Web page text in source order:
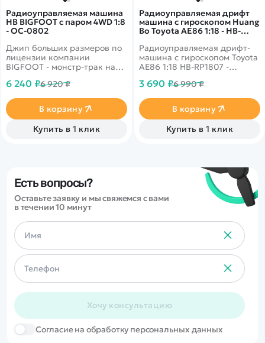
Радиоуправляемая машина
HB BIGFOOT с паром 4WD 1:8
- OC-0802
Джип больших размеров по
лицензии компании
BIGFOOT - монстр-трак на
участвуют в шоу и гонках,
автомобили. Игрушка на
радиоуправлении имеет
полу-пропорциональное
управление, большие
любому ребенку. В
комплекте есть все что
необходимо для езды!
6 240 ₽6 920 ₽
В корзину
Купить в 1 клик
Радиоуправляемая дрифт
машина с гироскопом Huang
Bo Toyota AE86 1:18 - HB-
Радиоуправляемая дрифт-
машина с гироскопом Toyota
AE86 1:18 HB-RP1807 -
заездов, дрифта и активной
стиле легендарной Toyota
AE86, отличается
спортивным дизайном,
хорошей маневренностью и
держит траекторию,
увереннее входит в
повороты и позволяет
выполнять более точные и
зрелищные дрифт-маневры.
3 690 ₽6 990 ₽
В корзину
Купить в 1 клик
Есть вопросы?
Оставьте заявку и мы свяжемся с вами
в течении 10 минут
Хочу консультацию
Cогласие на обработку персональных данных